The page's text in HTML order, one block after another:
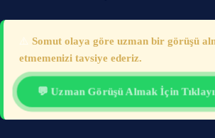
⚠️ Somut olaya göre uzman bir görüşü
etmemenizi tavsiye ederiz.
💬 Uzman Görüşü Almak İçin